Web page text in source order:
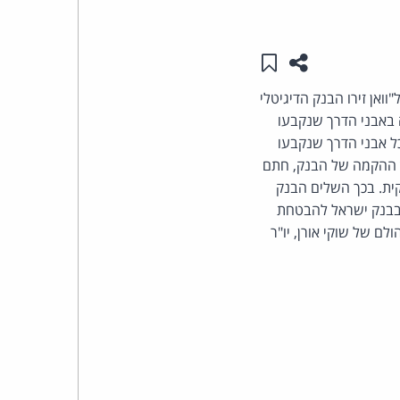
שתפו עמוד זה
שמור ב"תכנים שלי"
זירו הבנק הדיגיטלי
הדרך שנקבעו
אבני הדרך שנקבעו
ההקמה של הבנק, חתם
בכך השלים הבנק
בבנק ישראל להבטחת
של שוקי אורן, יו"ר